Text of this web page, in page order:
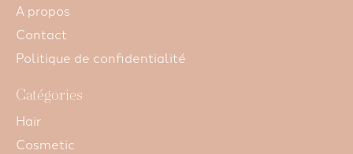
A propos
Contact
Politique de confidentialité
Catégories
Hair
Cosmetic